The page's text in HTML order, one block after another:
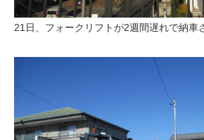
21日、フォークリフトが2週間遅れで納車